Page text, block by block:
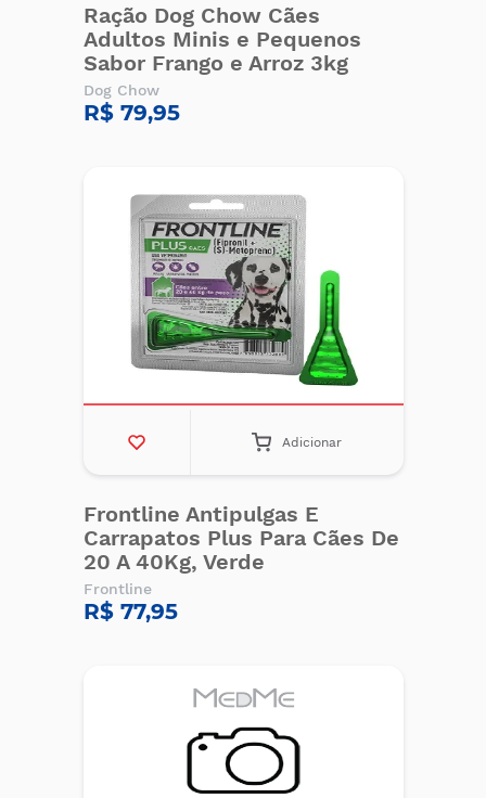
Ração Dog Chow Cães
Adultos Minis e Pequenos
Sabor Frango e Arroz 3kg
Dog Chow
R$ 79,95
Adicionar
Frontline Antipulgas E
Carrapatos Plus Para Cães De
20 A 40Kg, Verde
Frontline
R$ 77,95